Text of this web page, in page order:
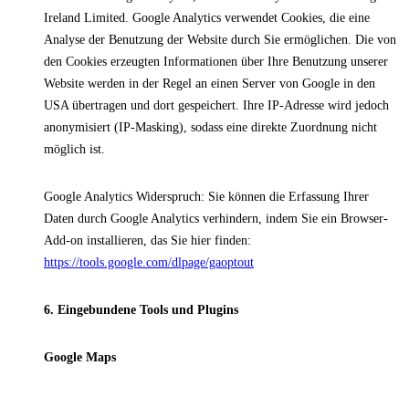
Ireland Limited. Google Analytics verwendet Cookies, die eine
Analyse der Benutzung der Website durch Sie ermöglichen. Die von
den Cookies erzeugten Informationen über Ihre Benutzung unserer
Website werden in der Regel an einen Server von Google in den
USA übertragen und dort gespeichert. Ihre IP-Adresse wird jedoch
anonymisiert (IP-Masking), sodass eine direkte Zuordnung nicht
möglich ist.
Google Analytics Widerspruch: Sie können die Erfassung Ihrer
Daten durch Google Analytics verhindern, indem Sie ein Browser-
Add-on installieren, das Sie hier finden:
https://tools.google.com/dlpage/gaoptout
6. Eingebundene Tools und Plugins
Google Maps